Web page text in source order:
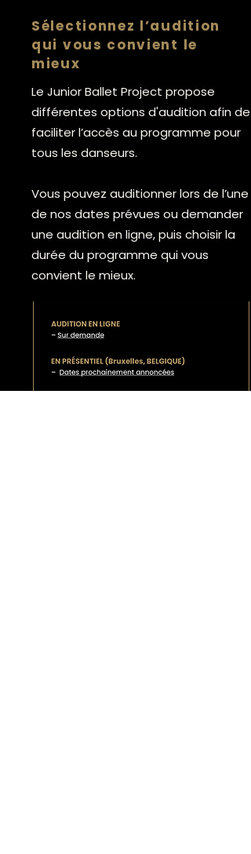
Sélectionnez l’audition
qui vous convient le
mieux
Le Junior Ballet Project propose
différentes options d'audition afin de
faciliter l’accès au programme pour
tous les danseurs.
Vous pouvez auditionner lors de l’une
de nos dates prévues ou demander
une audition en ligne, puis choisir la
durée du programme qui vous
convient le mieux.